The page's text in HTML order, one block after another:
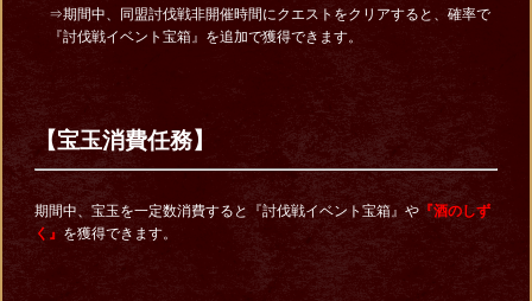
⇒期間中、同盟討伐戦非開催時間にクエストをクリアすると、確率で
『討伐戦イベント宝箱』を追加で獲得できます。
【宝玉消費任務】
期間中、宝玉を一定数消費すると『討伐戦イベント宝箱』や『酒のしず
く』 を獲得できます。